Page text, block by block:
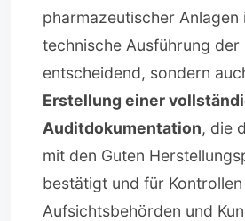
pharmazeutischer
technische Ausführung der
entscheidend, sondern
Erstellung einer
Auditdokumentation, die
mit den Guten
bestätigt und für
Aufsichtsbehörden und